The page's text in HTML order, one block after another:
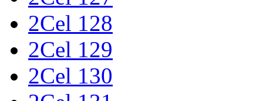
2Cel 128
2Cel 129
2Cel 130